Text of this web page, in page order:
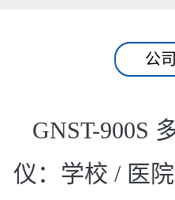
公
GNST-900S
仪：学校 / 医